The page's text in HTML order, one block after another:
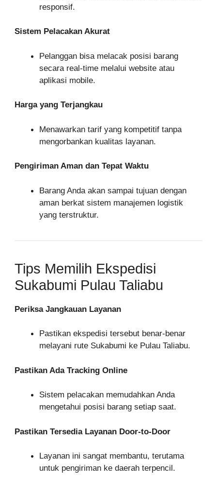
responsif.
Sistem Pelacakan Akurat
Pelanggan bisa melacak posisi barang
secara real-time melalui website atau
aplikasi mobile.
Harga yang Terjangkau
Menawarkan tarif yang kompetitif tanpa
mengorbankan kualitas layanan.
Pengiriman Aman dan Tepat Waktu
Barang Anda akan sampai tujuan dengan
aman berkat sistem manajemen logistik
yang terstruktur.
Tips Memilih Ekspedisi
Sukabumi Pulau Taliabu
Periksa Jangkauan Layanan
Pastikan ekspedisi tersebut benar-benar
melayani rute Sukabumi ke Pulau Taliabu.
Pastikan Ada Tracking Online
Sistem pelacakan memudahkan Anda
mengetahui posisi barang setiap saat.
Pastikan Tersedia Layanan Door-to-Door
Layanan ini sangat membantu, terutama
untuk pengiriman ke daerah terpencil.